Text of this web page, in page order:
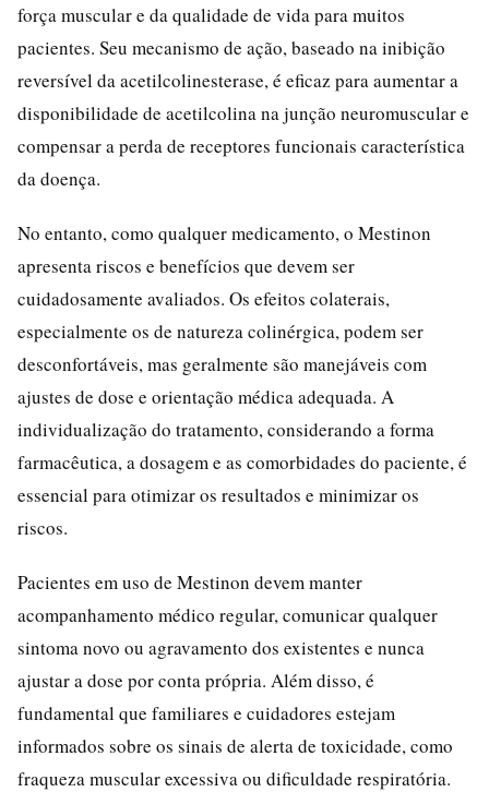
força muscular e da qualidade de vida para muitos
pacientes. Seu mecanismo de ação, baseado na inibição
reversível da acetilcolinesterase, é eficaz para aumentar a
disponibilidade de acetilcolina na junção neuromuscular e
compensar a perda de receptores funcionais característica
da doença.
No entanto, como qualquer medicamento, o Mestinon
apresenta riscos e benefícios que devem ser
cuidadosamente avaliados. Os efeitos colaterais,
especialmente os de natureza colinérgica, podem ser
desconfortáveis, mas geralmente são manejáveis com
ajustes de dose e orientação médica adequada. A
individualização do tratamento, considerando a forma
farmacêutica, a dosagem e as comorbidades do paciente, é
essencial para otimizar os resultados e minimizar os
riscos.
Pacientes em uso de Mestinon devem manter
acompanhamento médico regular, comunicar qualquer
sintoma novo ou agravamento dos existentes e nunca
ajustar a dose por conta própria. Além disso, é
fundamental que familiares e cuidadores estejam
informados sobre os sinais de alerta de toxicidade, como
fraqueza muscular excessiva ou dificuldade respiratória.